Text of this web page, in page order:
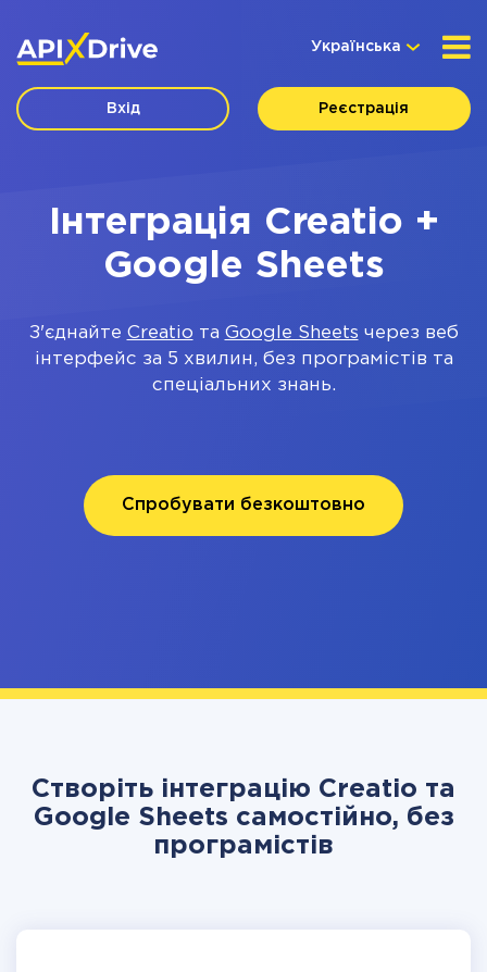
Українська
Вхід Реєстрація
Інтеграція Creatio +
Google Sheets
З'єднайте Creatio та Google Sheets через веб
інтерфейс за 5 хвилин, без програмістів та
спеціальних знань.
Спробувати безкоштовно
Створіть інтеграцію Creatio та
Google Sheets самостійно, без
програмістів